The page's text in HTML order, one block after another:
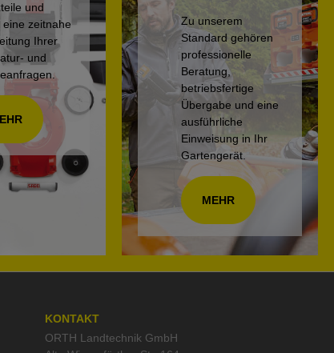
und
eine zeitnahe
Ihrer
und
Zu unserem
Standard gehören
professionelle
Beratung,
betriebsfertige
Übergabe und eine
ausführliche
Einweisung in Ihr
Gartengerät.
MEHR
KONTAKT
ORTH Landtechnik GmbH